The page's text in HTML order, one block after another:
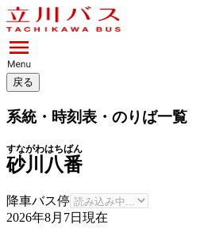
戻る
系統・時刻表・のりば一覧
砂川八番
すながわはちばん
降車バス停
2026年8月7日 現在